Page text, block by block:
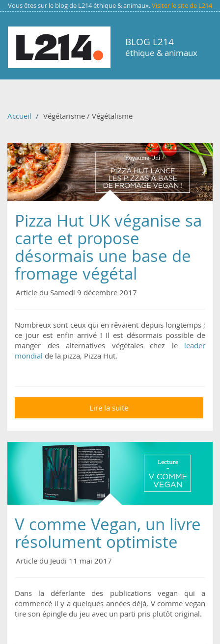
Aller au contenu principal
Vous êtes sur le blog de L214 éthique & animaux.Visiter le site de L214
BLOG L214
éthique & animaux
Accueil Végétarisme / Végétalisme
Pizza Hut UK véganise sa
carte et propose
désormais une base de
fromage végétal
Article du Samedi 9 décembre 2017
Nombreux sont ceux qui en rêvaient depuis longtemps ;
ce jour est enfin arrivé ! Il est désormais possible de
manger des alternatives végétales chez le leader
mondial de la pizza, Pizza Hut.
Lire la suite
véganise sa carte et
V comme Vegan, un livre
résolument optimiste
Article du Jeudi 11 mai 2017
Dans la déferlante des publications vegan qui a
commencé il y a quelques années déjà, V comme vegan
tire son épingle du jeu avec un parti pris plutôt original.